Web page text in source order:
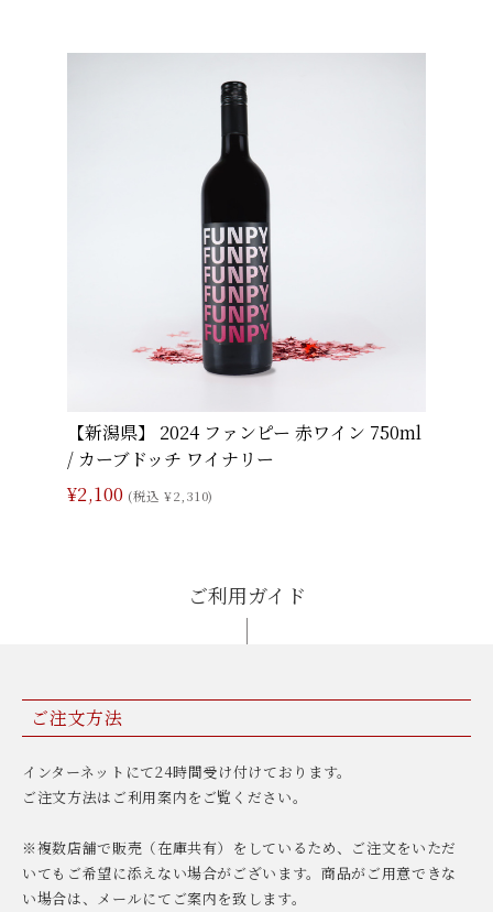
【新潟県】 2024 ファンピー 赤ワイン 750ml
/ カーブドッチ ワイナリー
¥2,100 (税込 ¥2,310)
ご利用ガイド
ご注文方法
インターネットにて24時間受け付けております。
ご注文方法はご利用案内をご覧ください。
※複数店舗で販売（在庫共有）をしているため、ご注文をいただ
いてもご希望に添えない場合がございます。商品がご用意できな
い場合は、メールにてご案内を致します。